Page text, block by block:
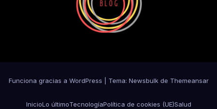
Funciona gracias a WordPress Tema: Newsbulkde Themeansar
InicioLo últimoTecnologíaPolítica de cookies (UE)Salud